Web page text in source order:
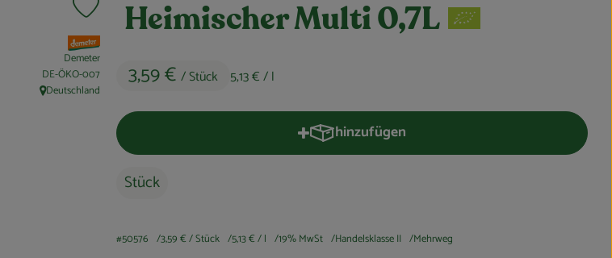
Heimischer Multi 0,7L
3,59 € / Stück 5,13 €/ l
Produkt zu Favouriten hinzufügen
, Verband:
Demeter
, Kontrollstelle:
DE-ÖKO-007
, Herkunft:
Deutschland
hinzufügen
Produkt zum Warenkorb hinzufügen
Stück
#50576 3,59 €/ Stück 5,13 €/ l 19% MwSt Handelsklasse II Mehrweg